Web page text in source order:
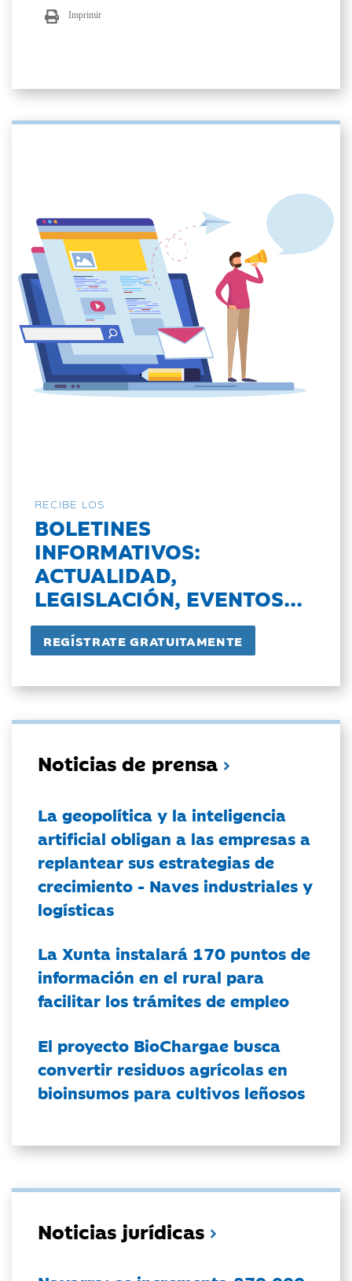
Imprimir
RECIBE LOS
BOLETINES
INFORMATIVOS:
ACTUALIDAD,
LEGISLACIÓN, EVENTOS...
Noticias de prensa
La geopolítica y la inteligencia
artificial obligan a las empresas a
replantear sus estrategias de
crecimiento - Naves industriales y
logísticas
La Xunta instalará 170 puntos de
información en el rural para
facilitar los trámites de empleo
El proyecto BioChargae busca
convertir residuos agrícolas en
bioinsumos para cultivos leñosos
Noticias jurídicas